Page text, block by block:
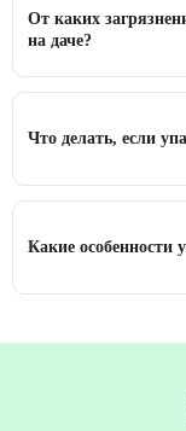
От каких
на даче?
Что делать, если
Какие особенности